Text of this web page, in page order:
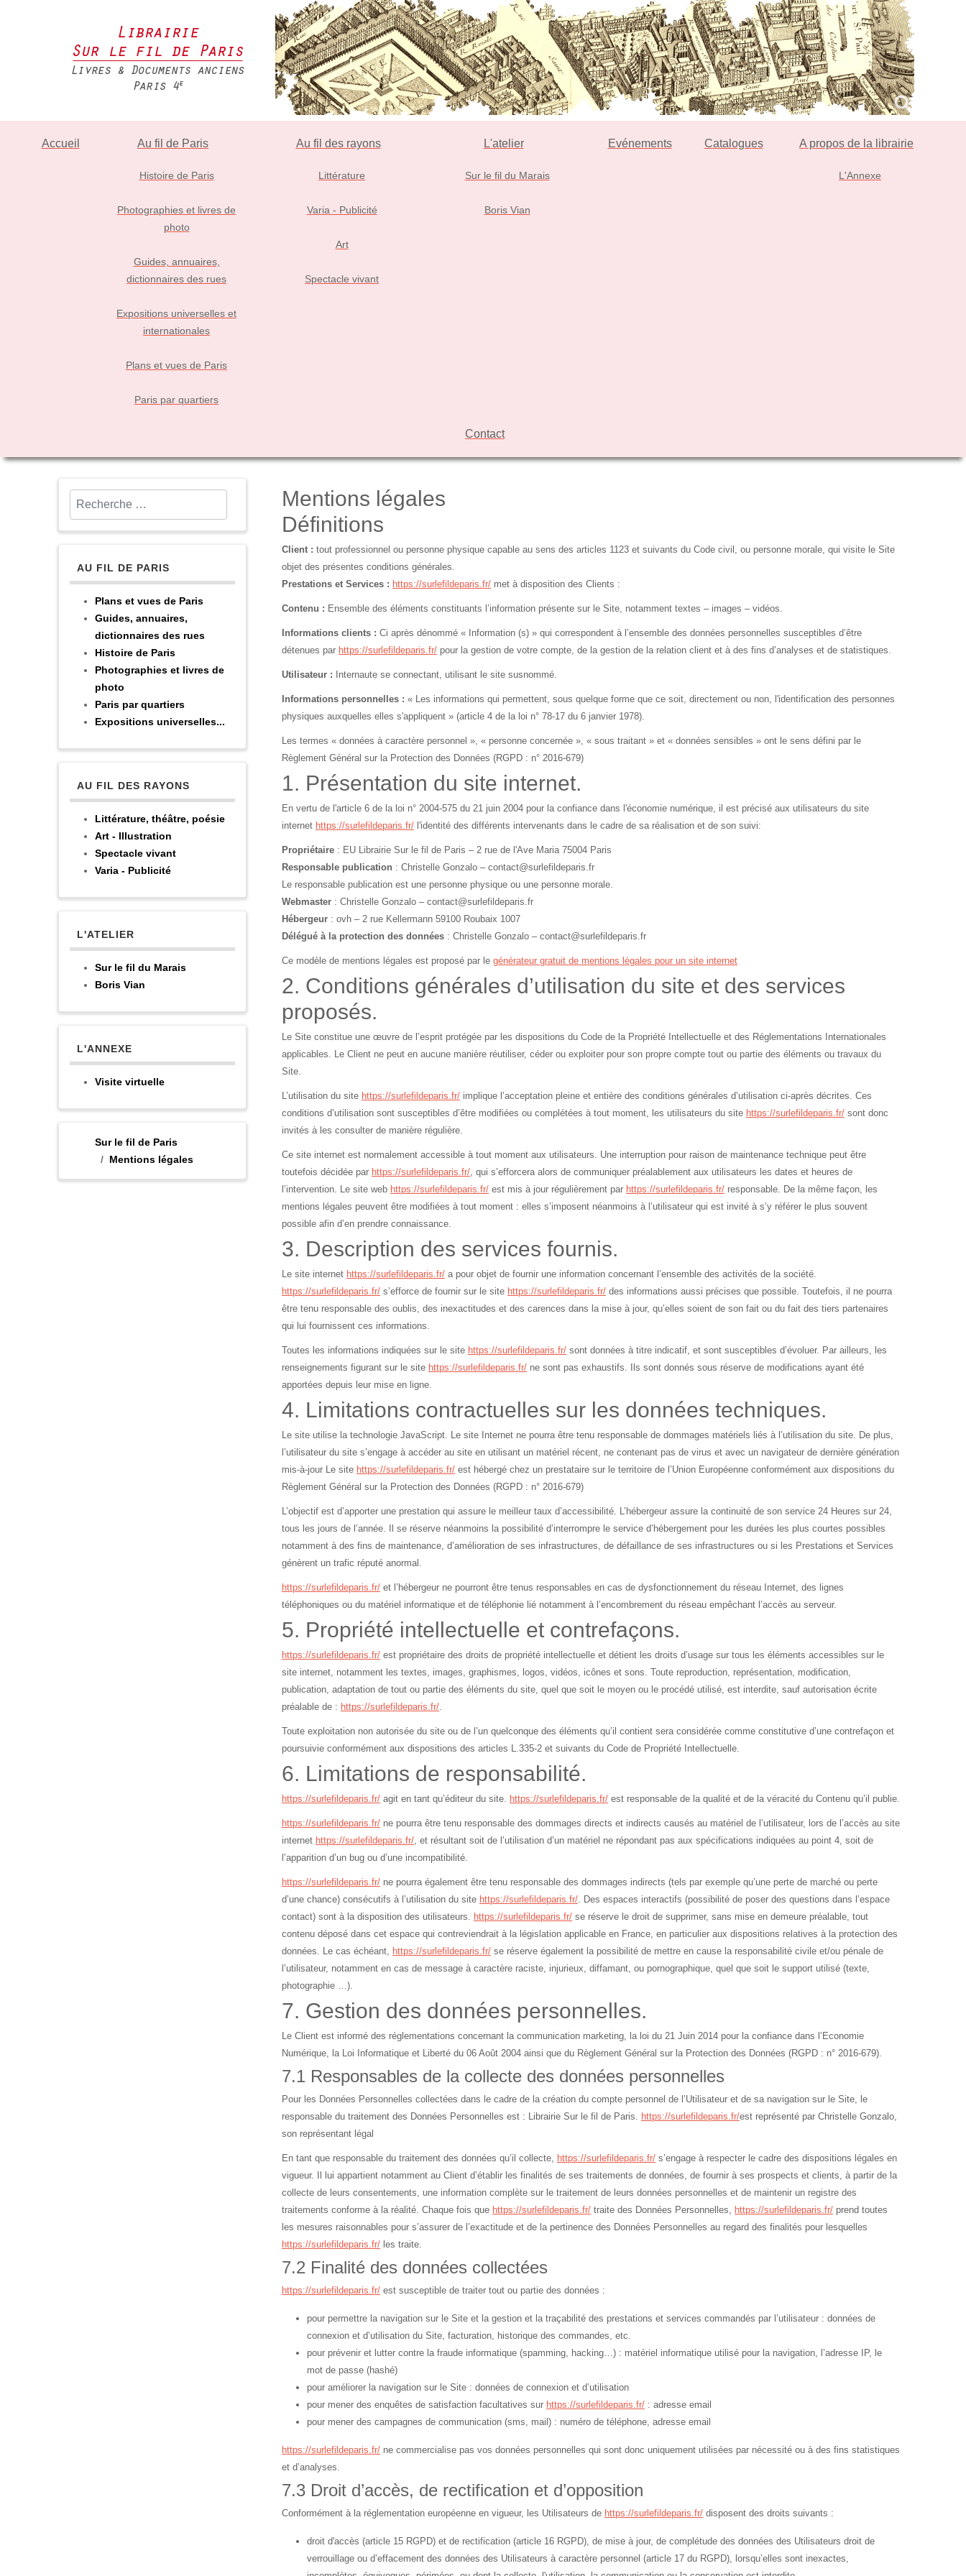
Accueil Au fil de Paris
Histoire de Paris
Photographies et livres de
photo
Guides, annuaires,
dictionnaires des rues
Expositions universelles et
internationales
Plans et vues de Paris
Paris par quartiers
Au fil des rayons
Littérature
Varia - Publicité
Art
Spectacle vivant
L'atelier
Sur le fil du Marais
Boris Vian
Evénements Catalogues A propos de la librairie
L'Annexe
Contact
Rechercher
AU FIL DE PARIS
Plans et vues de Paris
Guides, annuaires,
dictionnaires des rues
Histoire de Paris
Photographies et livres de
photo
Paris par quartiers
Expositions universelles...
AU FIL DES RAYONS
Littérature, théâtre, poésie
Art - Illustration
Spectacle vivant
Varia - Publicité
L'ATELIER
Sur le fil du Marais
Boris Vian
L'ANNEXE
Visite virtuelle
Sur le fil de Paris
Mentions légales
Mentions légales
Définitions
Client : tout professionnel ou personne physique capable au sens des articles 1123 et suivants du Code civil, ou personne morale, qui visite le Site
objet des présentes conditions générales.
Prestations et Services : https://surlefildeparis.fr/ met à disposition des Clients :
Contenu : Ensemble des éléments constituants l’information présente sur le Site, notamment textes – images – vidéos.
Informations clients : Ci après dénommé « Information (s) » qui correspondent à l’ensemble des données personnelles susceptibles d’être
détenues par https://surlefildeparis.fr/ pour la gestion de votre compte, de la gestion de la relation client et à des fins d’analyses et de statistiques.
Utilisateur : Internaute se connectant, utilisant le site susnommé.
Informations personnelles : « Les informations qui permettent, sous quelque forme que ce soit, directement ou non, l'identification des personnes
physiques auxquelles elles s'appliquent » (article 4 de la loi n° 78-17 du 6 janvier 1978).
Les termes « données à caractère personnel », « personne concernée », « sous traitant » et « données sensibles » ont le sens défini par le
Règlement Général sur la Protection des Données (RGPD : n° 2016-679)
1. Présentation du site internet.
En vertu de l'article 6 de la loi n° 2004-575 du 21 juin 2004 pour la confiance dans l'économie numérique, il est précisé aux utilisateurs du site
internet https://surlefildeparis.fr/ l'identité des différents intervenants dans le cadre de sa réalisation et de son suivi:
Propriétaire : EU Librairie Sur le fil de Paris – 2 rue de l'Ave Maria 75004 Paris
Responsable publication : Christelle Gonzalo – contact@surlefildeparis.fr
Le responsable publication est une personne physique ou une personne morale.
Webmaster : Christelle Gonzalo – contact@surlefildeparis.fr
Hébergeur : ovh – 2 rue Kellermann 59100 Roubaix 1007
Délégué à la protection des données : Christelle Gonzalo – contact@surlefildeparis.fr
Ce modèle de mentions légales est proposé par le générateur gratuit de mentions légales pour un site internet
2. Conditions générales d’utilisation du site et des services
proposés.
Le Site constitue une œuvre de l’esprit protégée par les dispositions du Code de la Propriété Intellectuelle et des Réglementations Internationales
applicables. Le Client ne peut en aucune manière réutiliser, céder ou exploiter pour son propre compte tout ou partie des éléments ou travaux du
Site.
L’utilisation du site https://surlefildeparis.fr/ implique l’acceptation pleine et entière des conditions générales d’utilisation ci-après décrites. Ces
conditions d’utilisation sont susceptibles d’être modifiées ou complétées à tout moment, les utilisateurs du site https://surlefildeparis.fr/ sont donc
invités à les consulter de manière régulière.
Ce site internet est normalement accessible à tout moment aux utilisateurs. Une interruption pour raison de maintenance technique peut être
toutefois décidée par https://surlefildeparis.fr/, qui s’efforcera alors de communiquer préalablement aux utilisateurs les dates et heures de
l’intervention. Le site web https://surlefildeparis.fr/ est mis à jour régulièrement par https://surlefildeparis.fr/ responsable. De la même façon, les
mentions légales peuvent être modifiées à tout moment : elles s’imposent néanmoins à l’utilisateur qui est invité à s’y référer le plus souvent
possible afin d’en prendre connaissance.
3. Description des services fournis.
Le site internet https://surlefildeparis.fr/ a pour objet de fournir une information concernant l’ensemble des activités de la société.
https://surlefildeparis.fr/ s’efforce de fournir sur le site https://surlefildeparis.fr/ des informations aussi précises que possible. Toutefois, il ne pourra
être tenu responsable des oublis, des inexactitudes et des carences dans la mise à jour, qu’elles soient de son fait ou du fait des tiers partenaires
qui lui fournissent ces informations.
Toutes les informations indiquées sur le site https://surlefildeparis.fr/ sont données à titre indicatif, et sont susceptibles d’évoluer. Par ailleurs, les
renseignements figurant sur le site https://surlefildeparis.fr/ ne sont pas exhaustifs. Ils sont donnés sous réserve de modifications ayant été
apportées depuis leur mise en ligne.
4. Limitations contractuelles sur les données techniques.
Le site utilise la technologie JavaScript. Le site Internet ne pourra être tenu responsable de dommages matériels liés à l’utilisation du site. De plus,
l’utilisateur du site s’engage à accéder au site en utilisant un matériel récent, ne contenant pas de virus et avec un navigateur de dernière génération
mis-à-jour Le site https://surlefildeparis.fr/ est hébergé chez un prestataire sur le territoire de l’Union Européenne conformément aux dispositions du
Règlement Général sur la Protection des Données (RGPD : n° 2016-679)
L’objectif est d’apporter une prestation qui assure le meilleur taux d’accessibilité. L’hébergeur assure la continuité de son service 24 Heures sur 24,
tous les jours de l’année. Il se réserve néanmoins la possibilité d’interrompre le service d’hébergement pour les durées les plus courtes possibles
notamment à des fins de maintenance, d’amélioration de ses infrastructures, de défaillance de ses infrastructures ou si les Prestations et Services
génèrent un trafic réputé anormal.
https://surlefildeparis.fr/ et l’hébergeur ne pourront être tenus responsables en cas de dysfonctionnement du réseau Internet, des lignes
téléphoniques ou du matériel informatique et de téléphonie lié notamment à l’encombrement du réseau empêchant l’accès au serveur.
5. Propriété intellectuelle et contrefaçons.
https://surlefildeparis.fr/ est propriétaire des droits de propriété intellectuelle et détient les droits d’usage sur tous les éléments accessibles sur le
site internet, notamment les textes, images, graphismes, logos, vidéos, icônes et sons. Toute reproduction, représentation, modification,
publication, adaptation de tout ou partie des éléments du site, quel que soit le moyen ou le procédé utilisé, est interdite, sauf autorisation écrite
préalable de : https://surlefildeparis.fr/.
Toute exploitation non autorisée du site ou de l’un quelconque des éléments qu’il contient sera considérée comme constitutive d’une contrefaçon et
poursuivie conformément aux dispositions des articles L.335-2 et suivants du Code de Propriété Intellectuelle.
6. Limitations de responsabilité.
https://surlefildeparis.fr/ agit en tant qu’éditeur du site. https://surlefildeparis.fr/ est responsable de la qualité et de la véracité du Contenu qu’il publie.
https://surlefildeparis.fr/ ne pourra être tenu responsable des dommages directs et indirects causés au matériel de l’utilisateur, lors de l’accès au site
internet https://surlefildeparis.fr/, et résultant soit de l’utilisation d’un matériel ne répondant pas aux spécifications indiquées au point 4, soit de
l’apparition d’un bug ou d’une incompatibilité.
https://surlefildeparis.fr/ ne pourra également être tenu responsable des dommages indirects (tels par exemple qu’une perte de marché ou perte
d’une chance) consécutifs à l’utilisation du site https://surlefildeparis.fr/. Des espaces interactifs (possibilité de poser des questions dans l’espace
contact) sont à la disposition des utilisateurs. https://surlefildeparis.fr/ se réserve le droit de supprimer, sans mise en demeure préalable, tout
contenu déposé dans cet espace qui contreviendrait à la législation applicable en France, en particulier aux dispositions relatives à la protection des
données. Le cas échéant, https://surlefildeparis.fr/ se réserve également la possibilité de mettre en cause la responsabilité civile et/ou pénale de
l’utilisateur, notamment en cas de message à caractère raciste, injurieux, diffamant, ou pornographique, quel que soit le support utilisé (texte,
photographie …).
7. Gestion des données personnelles.
Le Client est informé des réglementations concernant la communication marketing, la loi du 21 Juin 2014 pour la confiance dans l’Economie
Numérique, la Loi Informatique et Liberté du 06 Août 2004 ainsi que du Règlement Général sur la Protection des Données (RGPD : n° 2016-679).
7.1 Responsables de la collecte des données personnelles
Pour les Données Personnelles collectées dans le cadre de la création du compte personnel de l’Utilisateur et de sa navigation sur le Site, le
responsable du traitement des Données Personnelles est : Librairie Sur le fil de Paris. https://surlefildeparis.fr/est représenté par Christelle Gonzalo,
son représentant légal
En tant que responsable du traitement des données qu’il collecte, https://surlefildeparis.fr/ s’engage à respecter le cadre des dispositions légales en
vigueur. Il lui appartient notamment au Client d’établir les finalités de ses traitements de données, de fournir à ses prospects et clients, à partir de la
collecte de leurs consentements, une information complète sur le traitement de leurs données personnelles et de maintenir un registre des
traitements conforme à la réalité. Chaque fois que https://surlefildeparis.fr/ traite des Données Personnelles, https://surlefildeparis.fr/ prend toutes
les mesures raisonnables pour s’assurer de l’exactitude et de la pertinence des Données Personnelles au regard des finalités pour lesquelles
https://surlefildeparis.fr/ les traite.
7.2 Finalité des données collectées
https://surlefildeparis.fr/ est susceptible de traiter tout ou partie des données :
pour permettre la navigation sur le Site et la gestion et la traçabilité des prestations et services commandés par l’utilisateur : données de
connexion et d’utilisation du Site, facturation, historique des commandes, etc.
pour prévenir et lutter contre la fraude informatique (spamming, hacking…) : matériel informatique utilisé pour la navigation, l’adresse IP, le
mot de passe (hashé)
pour améliorer la navigation sur le Site : données de connexion et d’utilisation
pour mener des enquêtes de satisfaction facultatives sur https://surlefildeparis.fr/ : adresse email
pour mener des campagnes de communication (sms, mail) : numéro de téléphone, adresse email
https://surlefildeparis.fr/ ne commercialise pas vos données personnelles qui sont donc uniquement utilisées par nécessité ou à des fins statistiques
et d’analyses.
7.3 Droit d’accès, de rectification et d’opposition
Conformément à la réglementation européenne en vigueur, les Utilisateurs de https://surlefildeparis.fr/ disposent des droits suivants :
droit d'accès (article 15 RGPD) et de rectification (article 16 RGPD), de mise à jour, de complétude des données des Utilisateurs droit de
verrouillage ou d’effacement des données des Utilisateurs à caractère personnel (article 17 du RGPD), lorsqu’elles sont inexactes,